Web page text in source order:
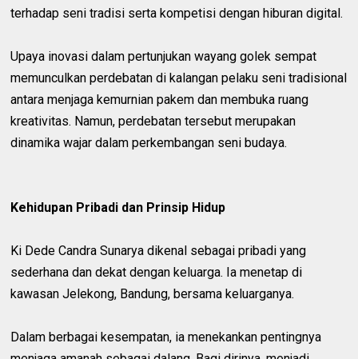
terhadap seni tradisi serta kompetisi dengan hiburan digital.
Upaya inovasi dalam pertunjukan wayang golek sempat
memunculkan perdebatan di kalangan pelaku seni tradisional
antara menjaga kemurnian pakem dan membuka ruang
kreativitas. Namun, perdebatan tersebut merupakan
dinamika wajar dalam perkembangan seni budaya.
Kehidupan Pribadi dan Prinsip Hidup
Ki Dede Candra Sunarya dikenal sebagai pribadi yang
sederhana dan dekat dengan keluarga. Ia menetap di
kawasan Jelekong, Bandung, bersama keluarganya.
Dalam berbagai kesempatan, ia menekankan pentingnya